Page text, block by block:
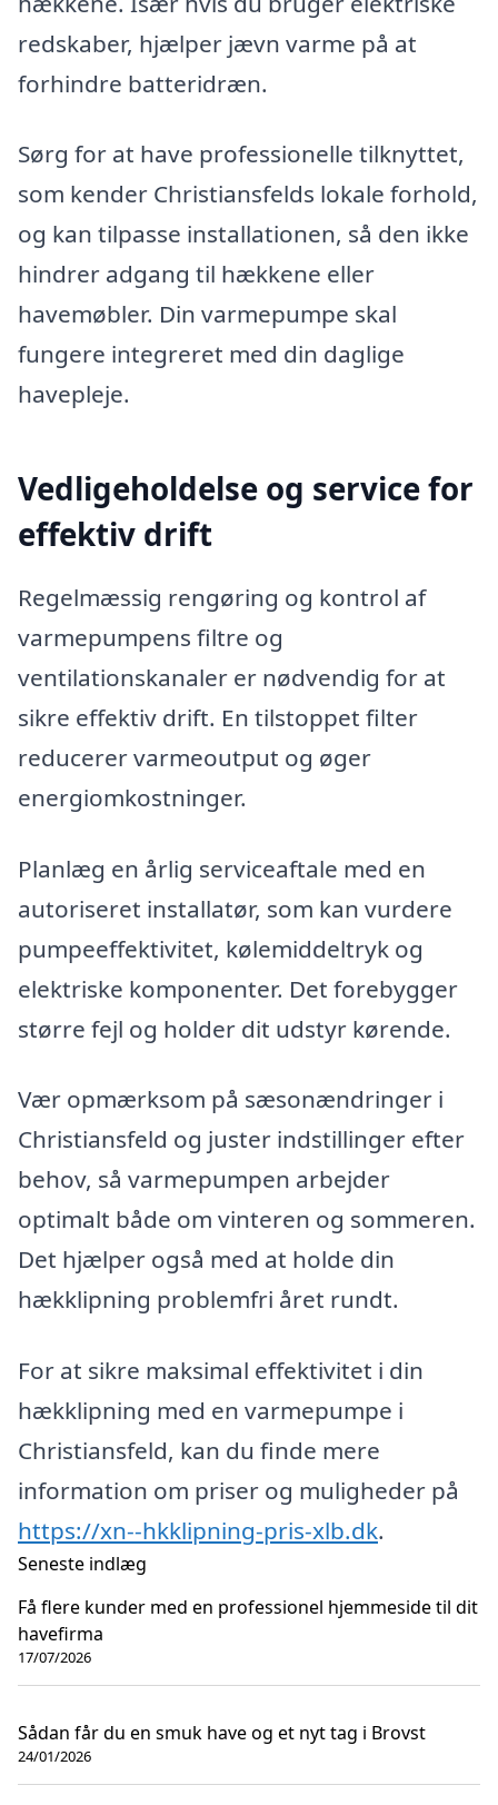
redskaber, hjælper jævn varme på at
forhindre batteridræn.
Sørg for at have professionelle tilknyttet,
som kender Christiansfelds lokale forhold,
og kan tilpasse installationen, så den ikke
hindrer adgang til hækkene eller
havemøbler. Din varmepumpe skal
fungere integreret med din daglige
havepleje.
Vedligeholdelse og service for
effektiv drift
Regelmæssig rengøring og kontrol af
varmepumpens filtre og
ventilationskanaler er nødvendig for at
sikre effektiv drift. En tilstoppet filter
reducerer varmeoutput og øger
energiomkostninger.
Planlæg en årlig serviceaftale med en
autoriseret installatør, som kan vurdere
pumpeeffektivitet, kølemiddeltryk og
elektriske komponenter. Det forebygger
større fejl og holder dit udstyr kørende.
Vær opmærksom på sæsonændringer i
Christiansfeld og juster indstillinger efter
behov, så varmepumpen arbejder
optimalt både om vinteren og sommeren.
Det hjælper også med at holde din
hækklipning problemfri året rundt.
For at sikre maksimal effektivitet i din
hækklipning med en varmepumpe i
Christiansfeld, kan du finde mere
information om priser og muligheder på
https://xn--hkklipning-pris-xlb.dk.
Seneste indlæg
Få flere kunder med en professionel hjemmeside til dit
havefirma
17/07/2026
Sådan får du en smuk have og et nyt tag i Brovst
24/01/2026